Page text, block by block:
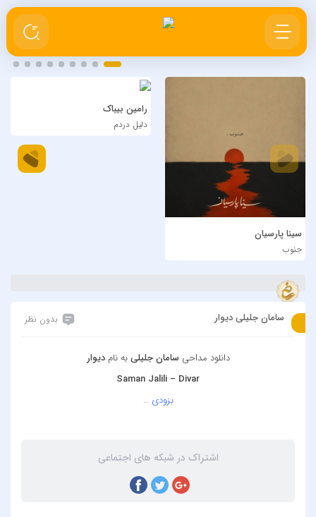
سینا پارسیان
جنوب
رامین بیباک
دلیل دردم
سامان جلیلی دیوار بدون نظر
دانلود مداحی سامان جلیلیبه نامدیوار
Saman Jalili – Divar
بزودی …
اشتراک در شبکه های اجتماعی